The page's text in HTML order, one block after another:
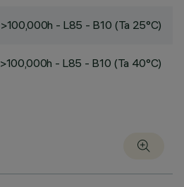
>100,000h - L85 - B10 (Ta 25°C)
>100,000h - L85 - B10 (Ta 40°C)